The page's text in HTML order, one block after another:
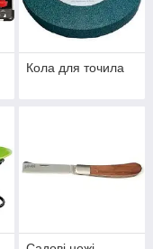
Кола для точила